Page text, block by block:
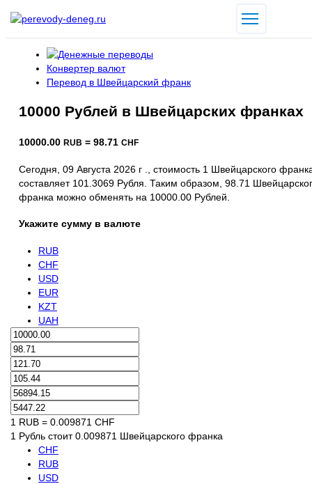
Конвертер валют
Перевод в Швейцарский франк
10000 Рублей в Швейцарских франках
10000.00 RUB = 98.71 CHF
Сегодня, 09 Августа 2026 г ., стоимость 1 Швейцарского
составляет 101.3069 Рубля. Таким образом, 98.71
франка можно обменять на 10000.00 Рублей.
Укажите сумму в валюте
RUB
CHF
USD
EUR
KZT
UAH
1 RUB = 0.009871 CHF
1 Рубль стоит 0.009871 Швейцарского франка
CHF
RUB
USD